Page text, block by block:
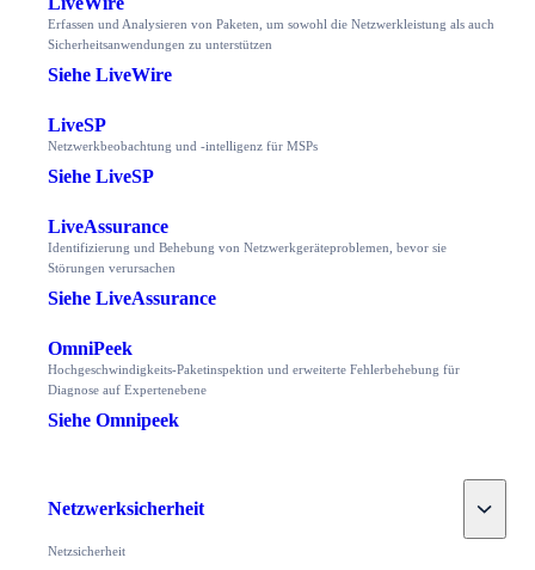
Erfassen und Analysieren von Paketen, um sowohl die Netzwerkleistung als auch
Sicherheitsanwendungen zu unterstützen
Siehe LiveWire
LiveSP
Netzwerkbeobachtung und -intelligenz für MSPs
Siehe LiveSP
LiveAssurance
Identifizierung und Behebung von Netzwerkgeräteproblemen, bevor sie
Störungen verursachen
Siehe LiveAssurance
OmniPeek
Hochgeschwindigkeits-Paketinspektion und erweiterte Fehlerbehebung für
Diagnose auf Expertenebene
Siehe Omnipeek
Netzwerksicherheit Toggle
Netzsicherheit